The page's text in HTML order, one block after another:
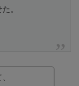
。